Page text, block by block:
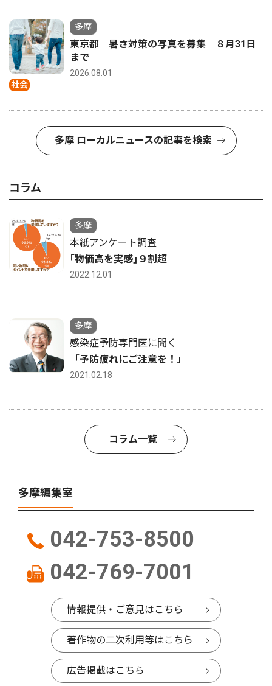
社会
多摩
東京都 暑さ対策の写真を募集 ８月31日
まで
2026.08.01
多摩 ローカルニュースの記事を検索
コラム
多摩
本紙アンケート調査
｢物価高を実感｣９割超
2022.12.01
多摩
感染症予防専門医に聞く
「予防疲れにご注意を！」
2021.02.18
コラム一覧
多摩編集室
042-753-8500
042-769-7001
情報提供・ご意見はこちら
著作物の二次利用等はこちら
広告掲載はこちら